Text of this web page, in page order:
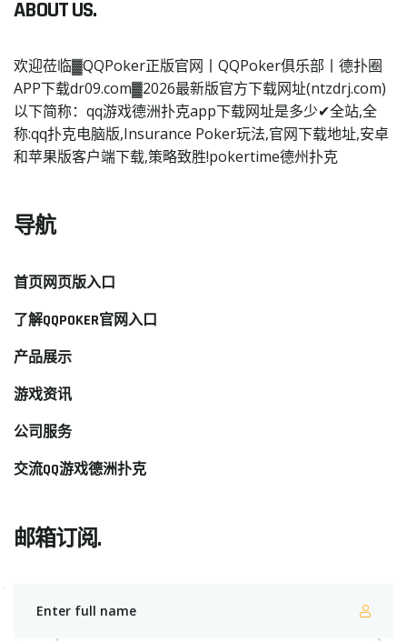
ABOUT US.
欢迎莅临▓QQPoker正版官网丨QQPoker俱乐部丨德扑圈
APP下载dr09.com▓2026最新版官方下载网址(ntzdrj.com)
以下简称：qq游戏德洲扑克app下载网址是多少✔全站,全
称:qq扑克电脑版,Insurance Poker玩法,官网下载地址,安卓
和苹果版客户端下载,策略致胜!pokertime德州扑克
导航
首页网页版入口
了解QQPOKER官网入口
产品展示
游戏资讯
公司服务
交流QQ游戏德洲扑克
邮箱订阅.